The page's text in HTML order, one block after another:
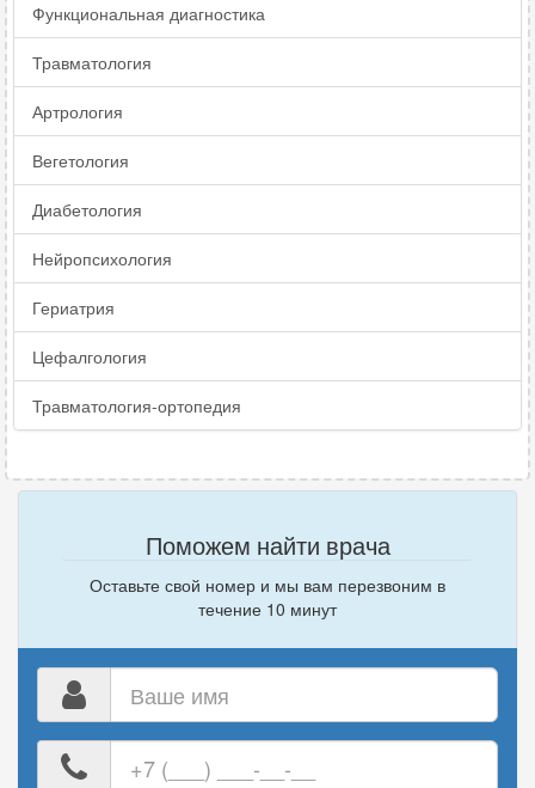
Функциональная диагностика
Травматология
Артрология
Вегетология
Диабетология
Нейропсихология
Гериатрия
Цефалгология
Травматология-ортопедия
Поможем найти врача
Оставьте свой номер и мы вам перезвоним в
течение 10 минут
номер